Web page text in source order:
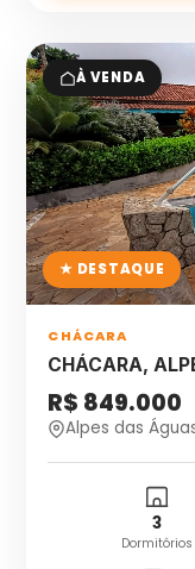
À VENDA
★ DESTAQUE
CHÁCARA
CHÁCARA,
R$ 849.000
Alpes das
3
Dormitórios